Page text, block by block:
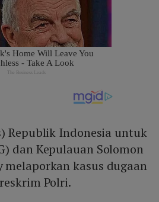
Republik Indonesia untuk
dan Kepulauan Solomon
kasus dugaan
Polri.